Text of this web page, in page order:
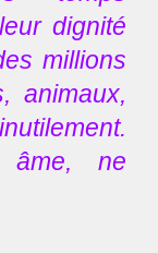
dignité
millions
animaux,
âme, ne